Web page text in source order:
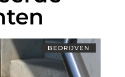
BEDRIJVEN